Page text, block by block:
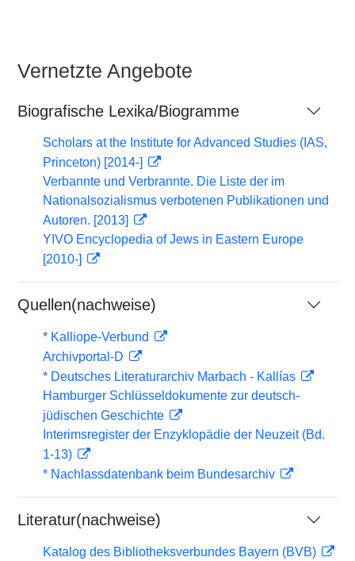
Vernetzte Angebote
Biografische Lexika/Biogramme
Scholars at the Institute for Advanced Studies (IAS,
Princeton) [2014-]
Verbannte und Verbrannte. Die Liste der im
Nationalsozialismus verbotenen Publikationen und
Autoren. [2013]
YIVO Encyclopedia of Jews in Eastern Europe
[2010-]
Quellen(nachweise)
* Kalliope-Verbund
Archivportal-D
* Deutsches Literaturarchiv Marbach - Kallías
Hamburger Schlüsseldokumente zur deutsch-
jüdischen Geschichte
Interimsregister der Enzyklopädie der Neuzeit (Bd.
1-13)
* Nachlassdatenbank beim Bundesarchiv
Literatur(nachweise)
Katalog des Bibliotheksverbundes Bayern (BVB)